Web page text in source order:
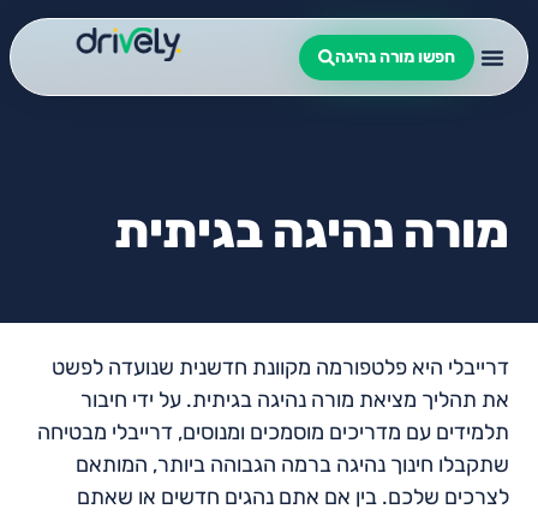
חפשו מורה נהיגה
מורה נהיגה בגיתית
דרייבלי היא פלטפורמה מקוונת חדשנית שנועדה לפשט
את תהליך מציאת מורה נהיגה בגיתית. על ידי חיבור
תלמידים עם מדריכים מוסמכים ומנוסים, דרייבלי מבטיחה
שתקבלו חינוך נהיגה ברמה הגבוהה ביותר, המותאם
לצרכים שלכם. בין אם אתם נהגים חדשים או שאתם